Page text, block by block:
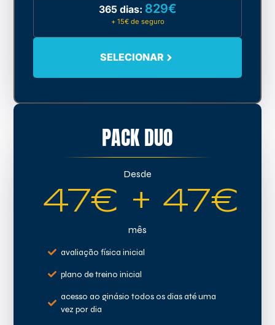
365 dias: 829€
+ 15€ de seguro
SELECIONAR
PACK DUO
Desde
47€ + 47€
mês
avaliação física inicial
plano de treino inicial
acesso ao ginásio todos os dias até uma
vez por dia